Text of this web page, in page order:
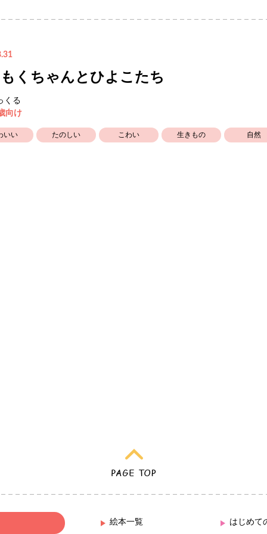
くちゃんとひよこたち
くる
向け
いい たのしい こわい 生きもの 自然
絵本一覧 はじめて